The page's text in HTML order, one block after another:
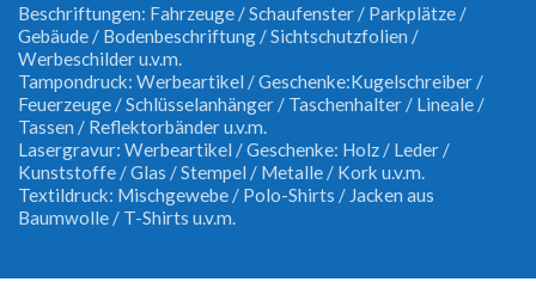
Beschriftungen: Fahrzeuge / Schaufenster / Parkplätze /
Gebäude / Bodenbeschriftung / Sichtschutzfolien /
Werbeschilder u.v.m.
Tampondruck: Werbeartikel / Geschenke:Kugelschreiber /
Feuerzeuge / Schlüsselanhänger / Taschenhalter / Lineale /
Tassen / Reflektorbänder u.v.m.
Lasergravur: Werbeartikel / Geschenke: Holz / Leder /
Kunststoffe / Glas / Stempel / Metalle / Kork u.v.m.
Textildruck: Mischgewebe / Polo-Shirts / Jacken aus
Baumwolle / T-Shirts u.v.m.